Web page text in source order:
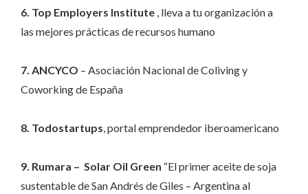
6. Top Employers Institute , lleva a tu organización a
las mejores prácticas de recursos humano
7. ANCYCO – Asociación Nacional de Coliving y
Coworking de España
8. Todostartups, portal emprendedor iberoamericano
9. Rumara – Solar Oil Green “El primer aceite de soja
sustentable de San Andrés de Giles – Argentina al